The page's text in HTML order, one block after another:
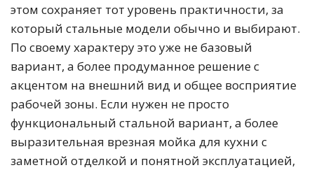
этом сохраняет тот уровень практичности, за
который стальные модели обычно и выбирают.
По своему характеру это уже не базовый
вариант, а более продуманное решение с
акцентом на внешний вид и общее восприятие
рабочей зоны. Если нужен не просто
функциональный стальной вариант, а более
выразительная врезная мойка для кухни с
заметной отделкой и понятной эксплуатацией,